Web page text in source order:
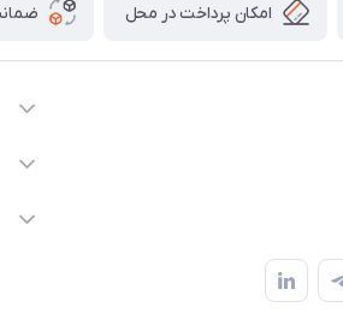
امکان پرداخت در محل